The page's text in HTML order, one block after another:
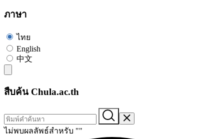
ภาษา
ไทย
English
中文
สืบค้น Chula.ac.th
ไม่พบผลลัพธ์สำหรับ ""